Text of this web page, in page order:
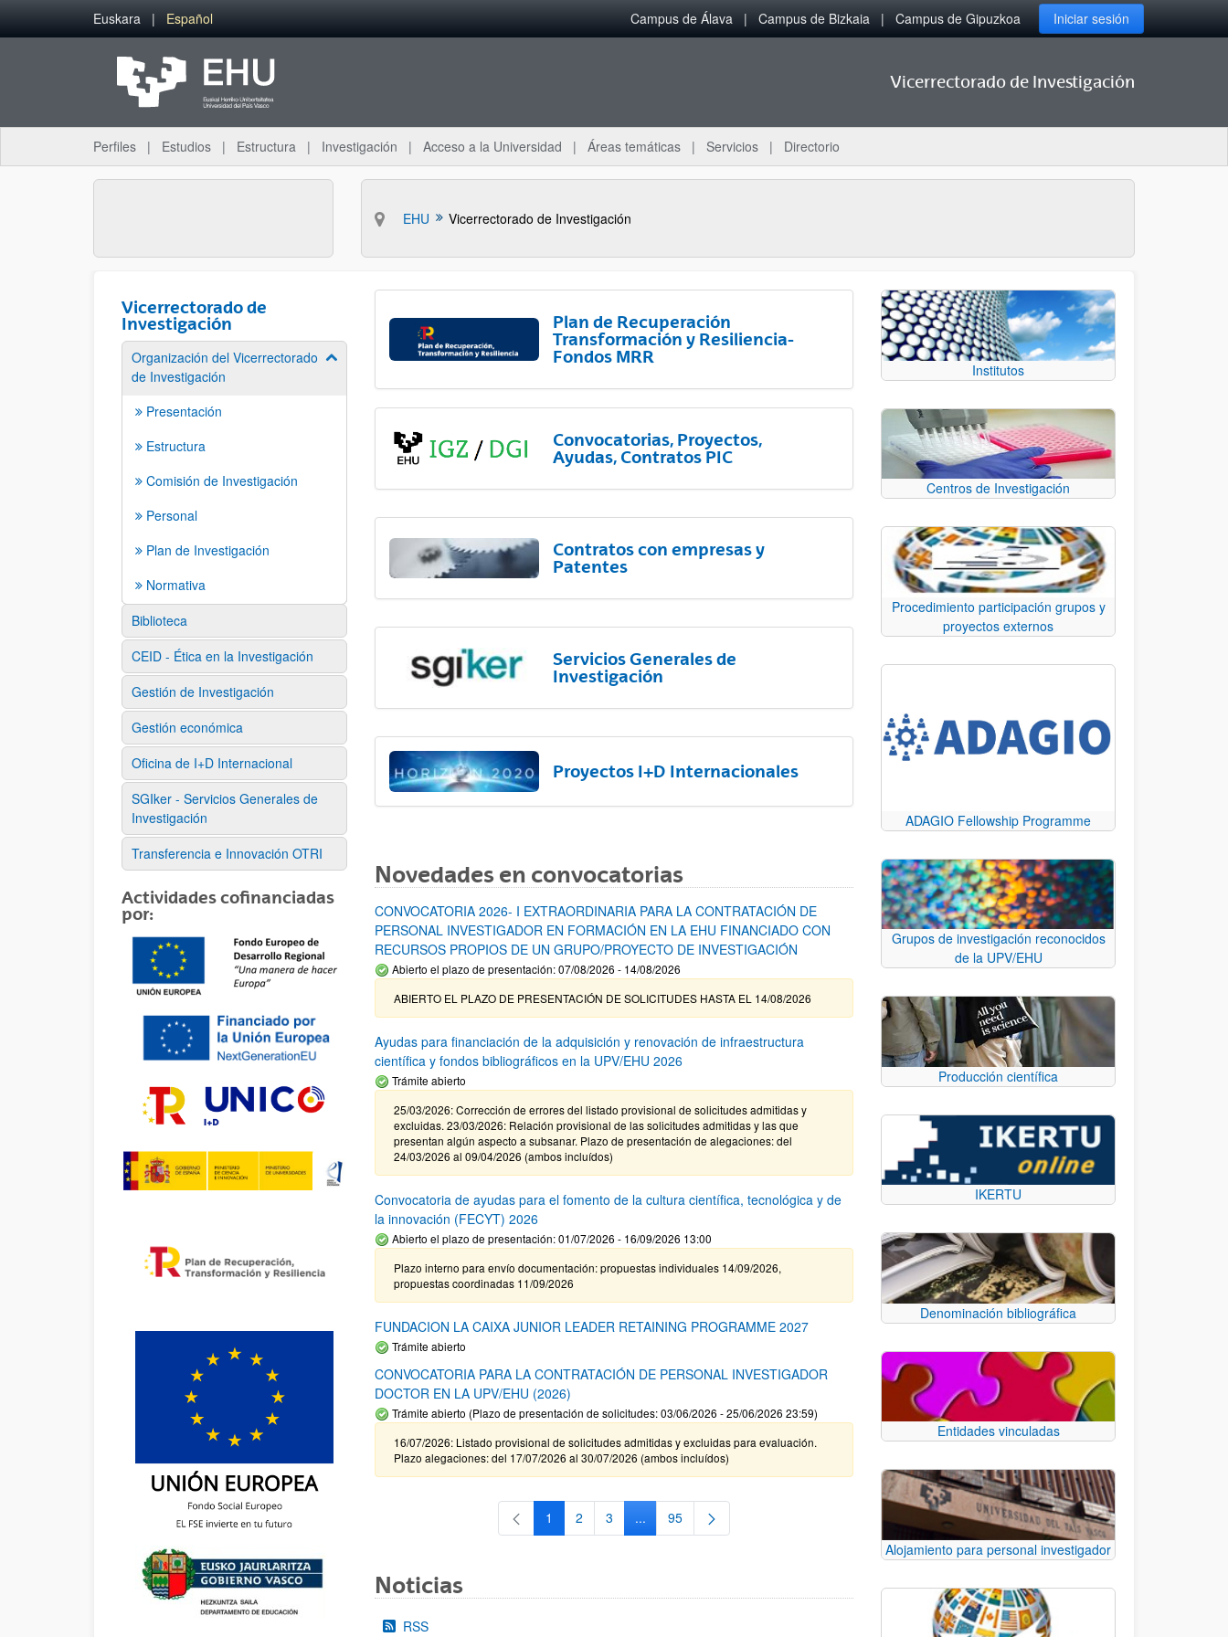
Saltar al contenido principal
Euskara Español Campus de Álava Campus de Bizkaia Campus de Gipuzkoa Iniciar sesión
Vicerrectorado de Investigación
Perfiles Estudios Estructura Investigación Acceso a la Universidad Áreas temáticas Servicios Directorio
EHU Vicerrectorado de Investigación
Vicerrectorado de
Investigación
Organización del Vicerrectorado
de Investigación
Mostrar/ocultar subpáginas
Presentación
Estructura
Comisión de Investigación
Personal
Plan de Investigación
Normativa
Biblioteca
CEID - Ética en la Investigación
Gestión de Investigación
Gestión económica
Oficina de I+D Internacional
SGIker - Servicios Generales de
Investigación
Transferencia e Innovación OTRI
Actividades cofinanciadas
por:
Plan de Recuperación
Transformación y Resiliencia-
Fondos MRR
Convocatorias, Proyectos,
Ayudas, Contratos PIC
Contratos con empresas y
Patentes
Servicios Generales de
Investigación
Proyectos I+D Internacionales
Novedades en convocatorias
CONVOCATORIA 2026- I EXTRAORDINARIA PARA LA CONTRATACIÓN DE
PERSONAL INVESTIGADOR EN FORMACIÓN EN LA EHU FINANCIADO CON
RECURSOS PROPIOS DE UN GRUPO/PROYECTO DE INVESTIGACIÓN
Abierto el plazo de presentación: 07/08/2026 - 14/08/2026
ABIERTO EL PLAZO DE PRESENTACIÓN DE SOLICITUDES HASTA EL 14/08/2026
Ayudas para financiación de la adquisición y renovación de infraestructura
científica y fondos bibliográficos en la UPV/EHU 2026
Trámite abierto
25/03/2026: Corrección de errores del listado provisional de solicitudes admitidas y
excluidas. 23/03/2026: Relación provisional de las solicitudes admitidas y las que
presentan algún aspecto a subsanar. Plazo de presentación de alegaciones: del
24/03/2026 al 09/04/2026 (ambos incluídos)
Convocatoria de ayudas para el fomento de la cultura científica, tecnológica y de
la innovación (FECYT) 2026
Abierto el plazo de presentación: 01/07/2026 - 16/09/2026 13:00
Plazo interno para envío documentación: propuestas individuales 14/09/2026,
propuestas coordinadas 11/09/2026
FUNDACION LA CAIXA JUNIOR LEADER RETAINING PROGRAMME 2027
Trámite abierto
CONVOCATORIA PARA LA CONTRATACIÓN DE PERSONAL INVESTIGADOR
DOCTOR EN LA UPV/EHU (2026)
Trámite abierto (Plazo de presentación de solicitudes: 03/06/2026 - 25/06/2026 23:59)
16/07/2026: Listado provisional de solicitudes admitidas y excluidas para evaluación.
Plazo alegaciones: del 17/07/2026 al 30/07/2026 (ambos incluídos)
Página
1 Página
2 Página
3 ...Páginas intermedias Use TAB para desplazarse.
Página
95
Noticias
RSS
Institutos
Centros de Investigación
Procedimiento participación grupos y
proyectos externos
ADAGIO Fellowship Programme
Grupos de investigación reconocidos
de la UPV/EHU
Producción científica
IKERTU
Denominación bibliográfica
Entidades vinculadas
Alojamiento para personal investigador